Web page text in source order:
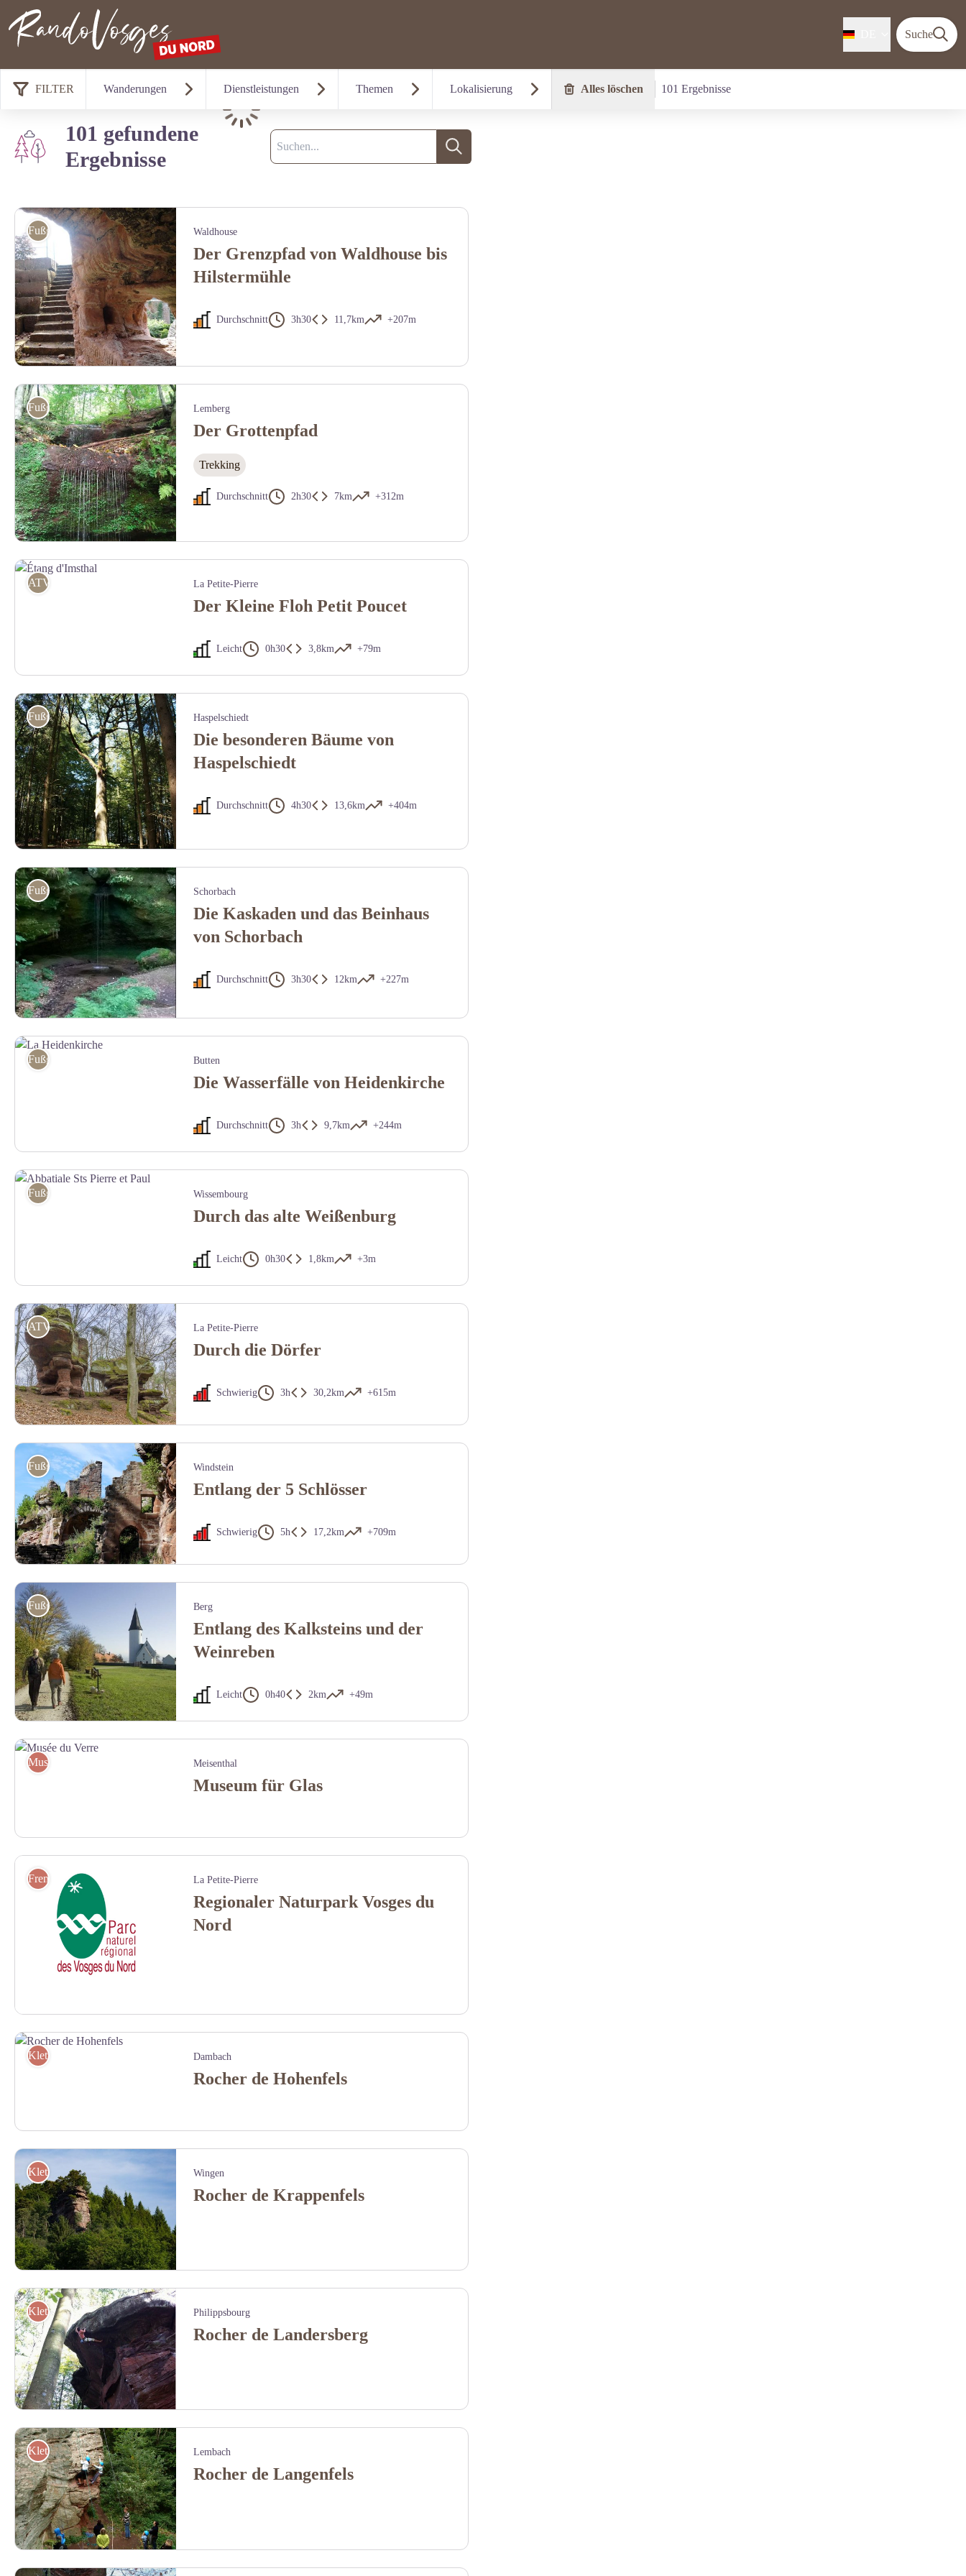
Nordvogesen Suche
FILTER Wanderungen Dienstleistungen Themen Lokalisierung Alles löschen 101 Ergebnisse
101 gefundene
Ergebnisse
Suche
Suche
Fußgänger Waldhouse
Der Grenzpfad von Waldhouse bis
Hilstermühle
Durchschnitt 3h30 11,7km +207m
Fußgänger Lemberg
Der Grottenpfad
Trekking
Durchschnitt 2h30 7km +312m
ATV La Petite-Pierre
Der Kleine Floh Petit Poucet
Leicht 0h30 3,8km +79m
Fußgänger Haspelschiedt
Die besonderen Bäume von
Haspelschiedt
Durchschnitt 4h30 13,6km +404m
Fußgänger Schorbach
Die Kaskaden und das Beinhaus
von Schorbach
Durchschnitt 3h30 12km +227m
Fußgänger Butten
Die Wasserfälle von Heidenkirche
Durchschnitt 3h 9,7km +244m
Fußgänger Wissembourg
Durch das alte Weißenburg
Leicht 0h30 1,8km +3m
ATV La Petite-Pierre
Durch die Dörfer
Schwierig 3h 30,2km +615m
Fußgänger Windstein
Entlang der 5 Schlösser
Schwierig 5h 17,2km +709m
Fußgänger Berg
Entlang des Kalksteins und der
Weinreben
Leicht 0h40 2km +49m
Museum Meisenthal
Museum für Glas
Fremdenverkehrsbüros La Petite-Pierre
Regionaler Naturpark Vosges du
Nord
Klettern Dambach
Rocher de Hohenfels
Klettern Wingen
Rocher de Krappenfels
Klettern Philippsbourg
Rocher de Landersberg
Klettern Lembach
Rocher de Langenfels
Laden